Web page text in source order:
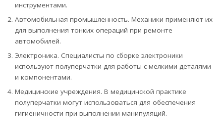
инструментами.
Автомобильная промышленность. Механики применяют их
для выполнения тонких операций при ремонте
автомобилей.
Электроника. Специалисты по сборке электроники
используют полуперчатки для работы с мелкими деталями
и компонентами.
Медицинские учреждения. В медицинской практике
полуперчатки могут использоваться для обеспечения
гигиеничности при выполнении манипуляций.